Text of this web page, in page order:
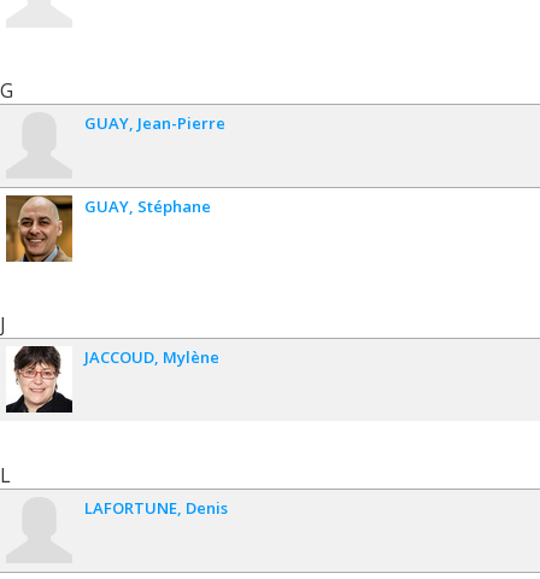
G
GUAY Jean-Pierre
GUAY Stéphane
J
JACCOUD Mylène
L
LAFORTUNE Denis